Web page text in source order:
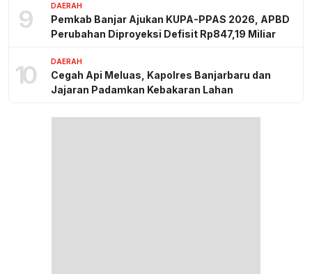
9 DAERAH
Pemkab Banjar Ajukan KUPA-PPAS 2026, APBD
Perubahan Diproyeksi Defisit Rp847,19 Miliar
10 DAERAH
Cegah Api Meluas, Kapolres Banjarbaru dan
Jajaran Padamkan Kebakaran Lahan